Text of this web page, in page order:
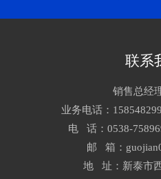
联系
销售总经
业务电话：
电 话：0538-
邮 箱：
地 址：新泰市